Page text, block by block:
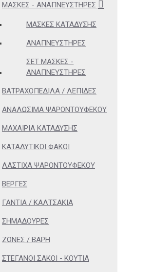
ΜΆΣΚΕΣ - ΑΝΑΠΝΕΥΣΤΉΡΕΣ
ΜΆΣΚΕΣ ΚΑΤΆΔΥΣΗΣ
ΑΝΑΠΝΕΥΣΤΉΡΕΣ
ΣΕΤ ΜΆΣΚΕΣ -
ΑΝΑΠΝΕΥΣΤΉΡΕΣ
ΒΑΤΡΑΧΟΠΈΔΙΛΑ / ΛΕΠΊΔΕΣ
ΑΝΑΛΏΣΙΜΑ ΨΑΡΟΝΤΟΎΦΕΚΟΥ
ΜΑΧΑΊΡΙΑ ΚΑΤΆΔΥΣΗΣ
ΚΑΤΑΔΥΤΙΚΟΊ ΦΑΚΟΊ
ΛΆΣΤΙΧΑ ΨΑΡΟΝΤΟΎΦΕΚΟΥ
ΒΈΡΓΕΣ
ΓΆΝΤΙΑ / ΚΑΛΤΣΆΚΙΑ
ΣΗΜΑΔΟΎΡΕΣ
ΖΏΝΕΣ / ΒΆΡΗ
ΣΤΕΓΑΝΟΊ ΣΆΚΟΙ - ΚΟΥΤΙΆ